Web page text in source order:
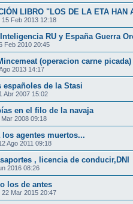
LIBRO "LOS DE LA ETA HAN
15 Feb 2013 12:18
RU y España Guerra
Feb 2010 20:45
(operacion carne picada)
2013 14:17
españoles de la Stasi
Abr 2007 15:02
en el filo de la navaja
Mar 2008 09:18
los agentes muertos...
Ago 2011 09:18
, licencia de conducir,DNI
2016 08:26
los de antes
22 Mar 2015 20:47